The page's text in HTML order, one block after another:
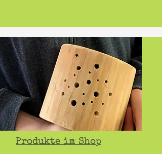
Produkte im Shop